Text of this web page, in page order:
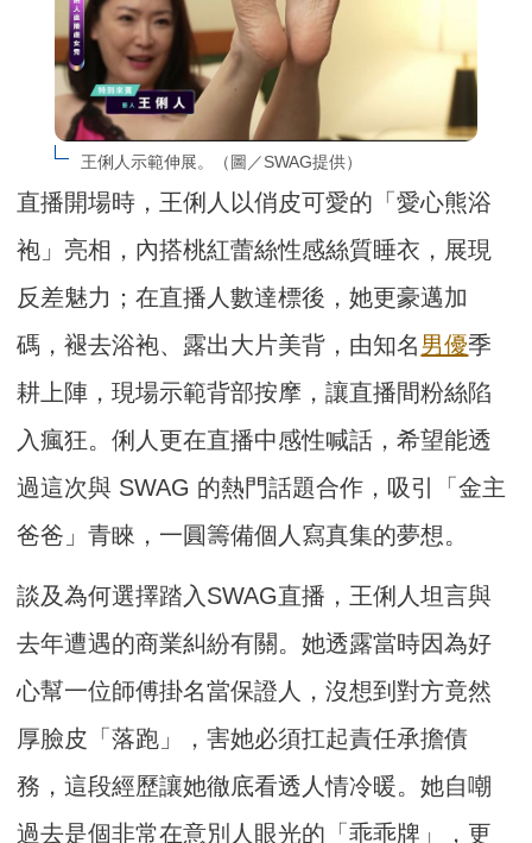
王俐人示範伸展。（圖／SWAG提供）
直播開場時，王俐人以俏皮可愛的「愛心熊浴
袍」亮相，內搭桃紅蕾絲性感絲質睡衣，展現
反差魅力；在直播人數達標後，她更豪邁加
碼，褪去浴袍、露出大片美背，由知名 男優季
耕上陣，現場示範背部按摩，讓直播間粉絲陷
入瘋狂。俐人更在直播中感性喊話，希望能透
過這次與 SWAG 的熱門話題合作，吸引「金主
爸爸」青睞，一圓籌備個人寫真集的夢想。
談及為何選擇踏入SWAG直播，王俐人坦言與
去年遭遇的商業糾紛有關。她透露當時因為好
心幫一位師傅掛名當保證人，沒想到對方竟然
厚臉皮「落跑」，害她必須扛起責任承擔債
務，這段經歷讓她徹底看透人情冷暖。她自嘲
過去是個非常在意別人眼光的「乖乖牌」，更